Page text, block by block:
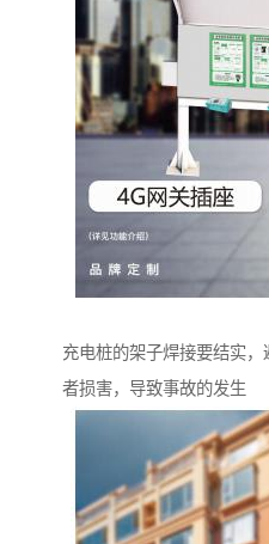
充电桩的架子焊接要结实
者损害，导致事故的发生